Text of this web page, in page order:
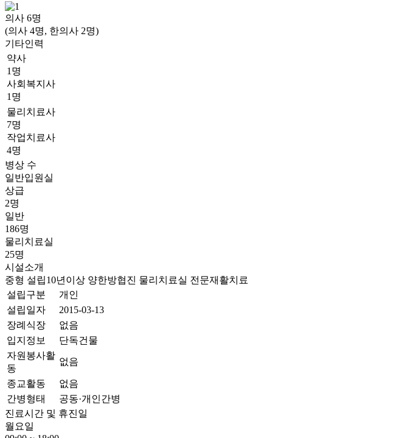
의사 6명
(의사 4명, 한의사 2명)
기타인력
약사
1명
사회복지사
1명
물리치료사
7명
작업치료사
4명
병상 수
일반입원실
상급
2명
일반
186명
물리치료실
25명
시설소개
중형 설립10년이상 양한방협진 물리치료실 전문재활치료
설립구분
개인
설립일자
2015-03-13
장례식장
없음
입지정보
단독건물
자원봉사활
동
없음
종교활동
없음
간병형태
공동·개인간병
진료시간 및 휴진일
월요일